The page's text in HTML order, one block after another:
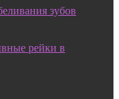
зубов
рейки в